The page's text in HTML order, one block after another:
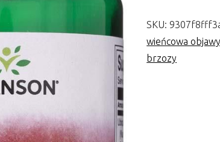
SKU:
wieńcowa objawy
brzozy